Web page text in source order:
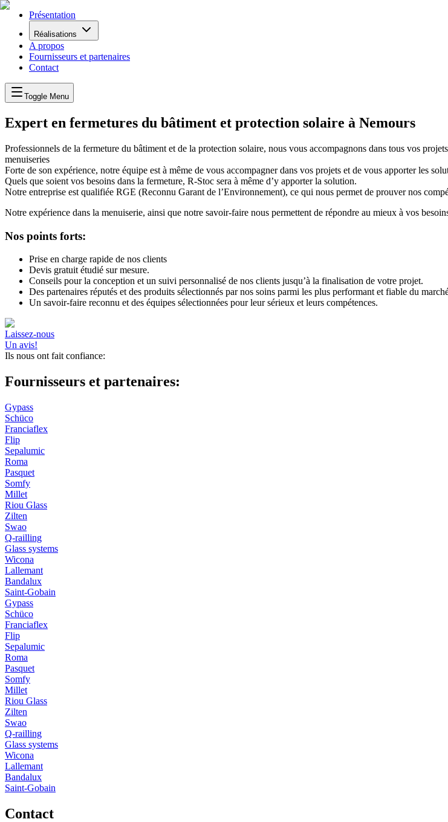
Présentation
Réalisations
A propos
Fournisseurs et partenaires
Contact
Toggle Menu
Expert en fermetures du bâtiment et protection solaire à Nemours
Professionnels de la fermeture du bâtiment et de la protection solaire, nous vous accompagnons dans tous vos
menuiseries
Forte de son expérience, notre équipe est à même de vous accompagner dans vos projets et de vous apporter les
Quels que soient vos besoins dans la fermeture, R-Stoc sera à même d’y apporter la solution.
Notre entreprise est qualifiée RGE (Reconnu Garant de l’Environnement), ce qui nous permet de prouver nos
Notre expérience dans la menuiserie, ainsi que notre savoir-faire nous permettent de répondre au mieux à vos
Nos points forts:
Prise en charge rapide de nos clients
Devis gratuit étudié sur mesure.
Conseils pour la conception et un suivi personnalisé de nos clients jusqu’à la finalisation de votre projet.
Des partenaires réputés et des produits sélectionnés par nos soins parmi les plus performant et fiable du
Un savoir-faire reconnu et des équipes sélectionnées pour leur sérieux et leurs compétences.
Laissez-nous
Un avis!
Ils nous ont fait confiance:
Fournisseurs et partenaires:
Gypass
Schüco
Franciaflex
Flip
Sepalumic
Roma
Pasquet
Somfy
Millet
Riou Glass
Zilten
Swao
Q-railling
Glass systems
Wicona
Lallemant
Bandalux
Saint-Gobain
Gypass
Schüco
Franciaflex
Flip
Sepalumic
Roma
Pasquet
Somfy
Millet
Riou Glass
Zilten
Swao
Q-railling
Glass systems
Wicona
Lallemant
Bandalux
Saint-Gobain
Contact